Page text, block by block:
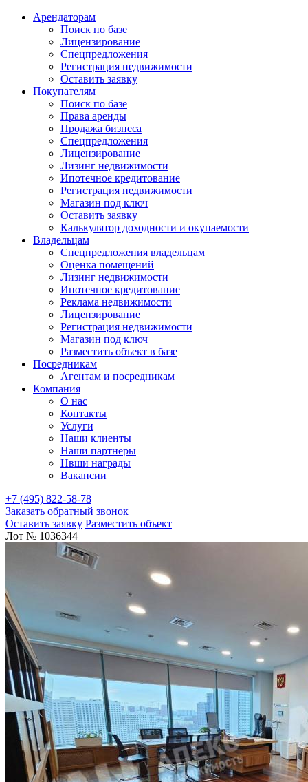
Арендаторам
Поиск по базе
Лицензирование
Спецпредложения
Регистрация недвижимости
Оставить заявку
Покупателям
Поиск по базе
Права аренды
Продажа бизнеса
Спецпредложения
Лицензирование
Лизинг недвижимости
Ипотечное кредитование
Регистрация недвижимости
Магазин под ключ
Оставить заявку
Калькулятор доходности и окупаемости
Владельцам
Спецпредложения владельцам
Оценка помещений
Лизинг недвижимости
Ипотечное кредитование
Реклама недвижимости
Лицензирование
Регистрация недвижимости
Магазин под ключ
Разместить объект в базе
Посредникам
Агентам и посредникам
Компания
О нас
Контакты
Услуги
Наши клиенты
Наши партнеры
Нвши награды
Вакансии
+7 (495) 822-58-78
Заказать обратный звонок
Оставить заявку Разместить объект
Лот № 1036344